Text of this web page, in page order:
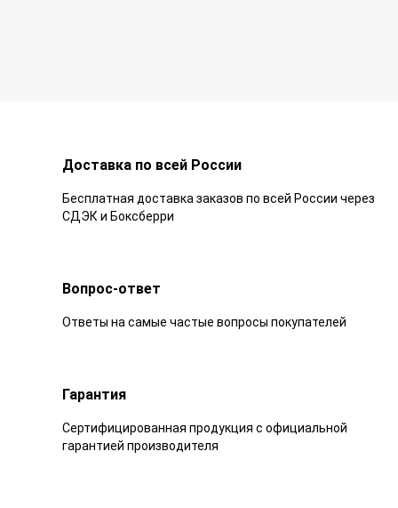
Доставка по всей России
Бесплатная доставка заказов по всей России через
СДЭК и Боксберри
Вопрос-ответ
Ответы на самые частые вопросы покупателей
Гарантия
Сертифицированная продукция с официальной
гарантией производителя